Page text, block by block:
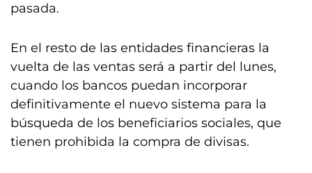
pasada.
En el resto de las entidades financieras la
vuelta de las ventas será a partir del lunes,
cuando los bancos puedan incorporar
definitivamente el nuevo sistema para la
búsqueda de los beneficiarios sociales, que
tienen prohibida la compra de divisas.